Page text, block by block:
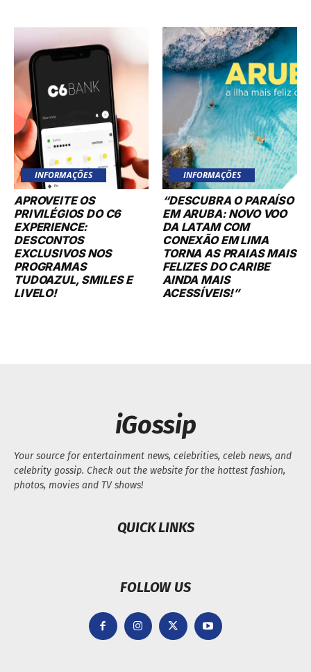
INFORMAÇÕES
APROVEITE OS
PRIVILÉGIOS DO C6
EXPERIENCE:
DESCONTOS
EXCLUSIVOS NOS
PROGRAMAS
TUDOAZUL, SMILES E
LIVELO!
INFORMAÇÕES
“DESCUBRA O PARAÍSO
EM ARUBA: NOVO VOO
DA LATAM COM
CONEXÃO EM LIMA
TORNA AS PRAIAS MAIS
FELIZES DO CARIBE
AINDA MAIS
ACESSÍVEIS!”
iGossip
Your source for entertainment news, celebrities, celeb news, and
celebrity gossip. Check out the website for the hottest fashion,
photos, movies and TV shows!
QUICK LINKS
FOLLOW US